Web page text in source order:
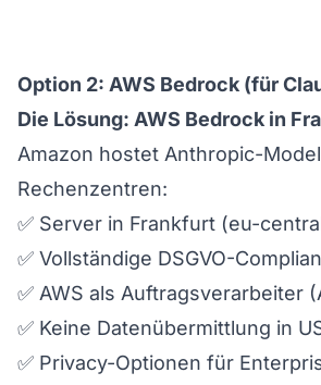
Option 2: AWS Bedrock (für
Die Lösung: AWS Bedrock in
Amazon hostet Anthropic-
Rechenzentren:
✅ Server in Frankfurt (eu-
✅ Vollständige DSGVO-
✅ AWS als Auftragsverarbeiter
✅ Keine Datenübermittlung in
✅ Privacy-Optionen für